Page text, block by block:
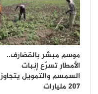
موسم مبشر بالقضارف..
الأمطار تسرّع إنبات
السمسم والتمويل يتجاوز
207 مليارات